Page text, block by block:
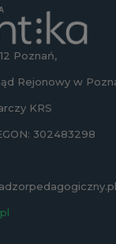
Poznań,
Rejonowy w
KRS
302483298